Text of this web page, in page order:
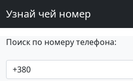
Узнай чей номер
Поиск по номеру телефона: